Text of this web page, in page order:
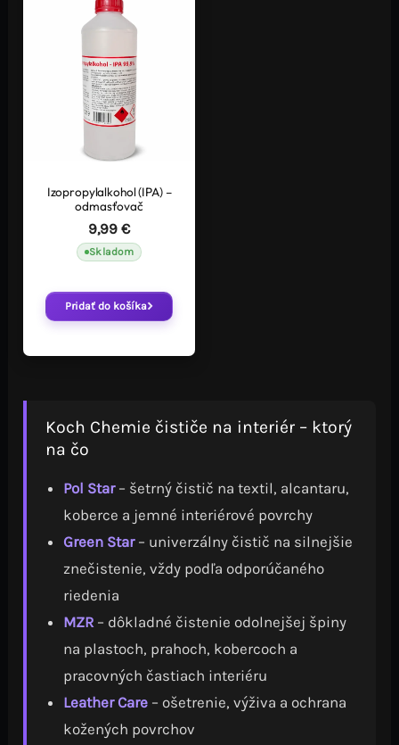
Izopropylalkohol (IPA) –
odmasťovač
9,99€
Skladom
Pridať do košíka
Koch Chemie čističe na interiér – ktorý
na čo
Pol Star– šetrný čistič na textil, alcantaru,
koberce a jemné interiérové povrchy
Green Star– univerzálny čistič na silnejšie
znečistenie, vždy podľa odporúčaného
riedenia
MZR– dôkladné čistenie odolnejšej špiny
na plastoch, prahoch, kobercoch a
pracovných častiach interiéru
Leather Care– ošetrenie, výživa a ochrana
kožených povrchov